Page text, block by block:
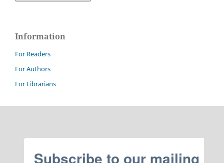
Information
For Readers
For Authors
For Librarians